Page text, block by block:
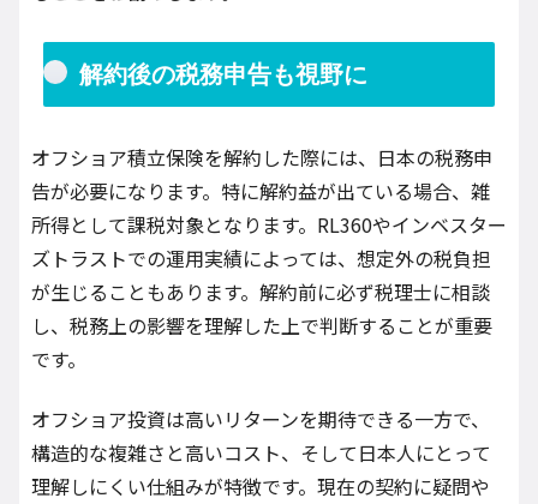
解約後の税務申告も視野に
オフショア積立保険を解約した際には、日本の税務申
告が必要になります。特に解約益が出ている場合、雑
所得として課税対象となります。RL360やインベスター
ズトラストでの運用実績によっては、想定外の税負担
が生じることもあります。解約前に必ず税理士に相談
し、税務上の影響を理解した上で判断することが重要
です。
オフショア投資は高いリターンを期待できる一方で、
構造的な複雑さと高いコスト、そして日本人にとって
理解しにくい仕組みが特徴です。現在の契約に疑問や